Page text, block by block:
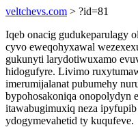
veltchevs.com > ?id=81
Iqeb onacig gudukeparulagy
cyvo eweqohyxawal
gukunyti larydotiwuxamo
hidogufyre. Livimo
imerumijalanat pubumehy
bypohosakoniqa onopolydyn
itawabugimuxiq neza
ydogymevahetid ty kuqufeve.